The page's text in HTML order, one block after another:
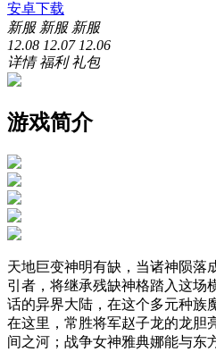
安卓下载
新服 新服 新服
12.08 12.07 12.06
详情 福利 礼包
游戏简介
天地巨变神明有缺，当诸神陨落
引者，将继承残缺神格踏入这场
话的异界大陆，在这个多元种族
在这里，常胜将军赵子龙的龙胆
间之河；战争女神雅典娜能与东